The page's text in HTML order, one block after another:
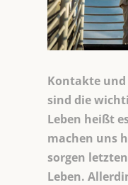
Kontakte und
sind die
Leben heißt
machen uns
sorgen
Leben.